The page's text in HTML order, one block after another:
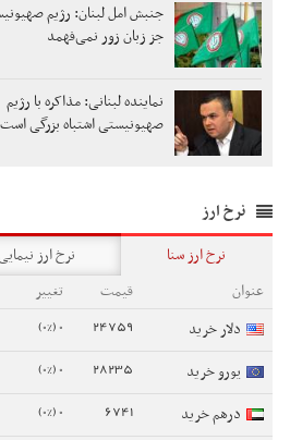
جنبش امل لبنان: رژیم
جز زبان زور نمی‌فهمد
نماینده لبنانی: مذاکره با رژیم
صهیونیستی اشتباه بزرگی است
نرخ ارز
نرخ ارز سنا
نرخ ارز
عنوان
قیمت تغییر
دلار خرید
24759
0 (0%)
یورو خرید 28235
0 (0%)
درهم خرید 6741
0 (0%)